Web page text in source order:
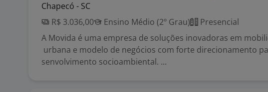
Chapecó - SC
R$ 3.036,00
Ensino Médio (2º Grau)
Presencial
A Movida é uma empresa de soluções inovadoras em
urbana e modelo de negócios com forte direcionamento
senvolvimento socioambiental. ...